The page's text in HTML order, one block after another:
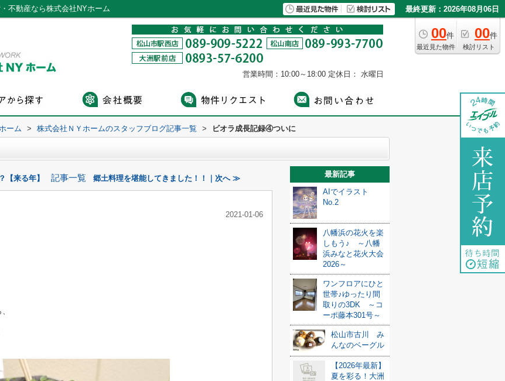
不動産なら株式会社NYホーム 最終更新：2026年08月06日
00件
最近見た物件
00件
検討リスト
営業時間：10:00～18:00 定休日： 水曜日
ーム > 株式会社ＮＹホームのスタッフブログ記事一覧 > ビオラ成長記録④ついに
来る年】 記事一覧 郷土料理を堪能してきました！！｜次へ ≫
2021-01-06
最新記事
AIでイラスト
No.2
八幡浜の花火を楽
しもう♪ ～八幡
浜みなと花火大会
2026～
ワンフロアにひと
世帯♪ゆったり間
取りの3DK ～コ
ーポ藤本301号～
松山市古川 み
んなのベーグル
【2026年最新】
夏を彩る！大洲